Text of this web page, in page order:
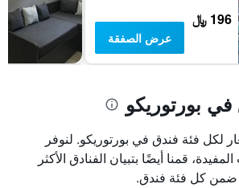
196 ﷼
عرض الصفقة
في بورتوريكو
لكل فئة فندق في بورتوريكو. لنوفر
قمنا أيضًا بتبيان الفنادق الأكثر
ضمن كل فئة فندق.